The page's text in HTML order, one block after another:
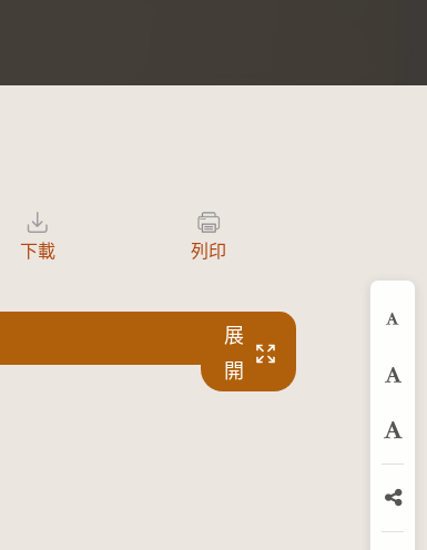
下載 列印
展
開
放
分